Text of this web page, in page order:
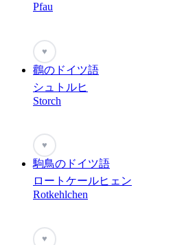
Pfau
♥
鸛のドイツ語
シュトルヒ
Storch
♥
駒鳥のドイツ語
ロートケールヒェン
Rotkehlchen
♥